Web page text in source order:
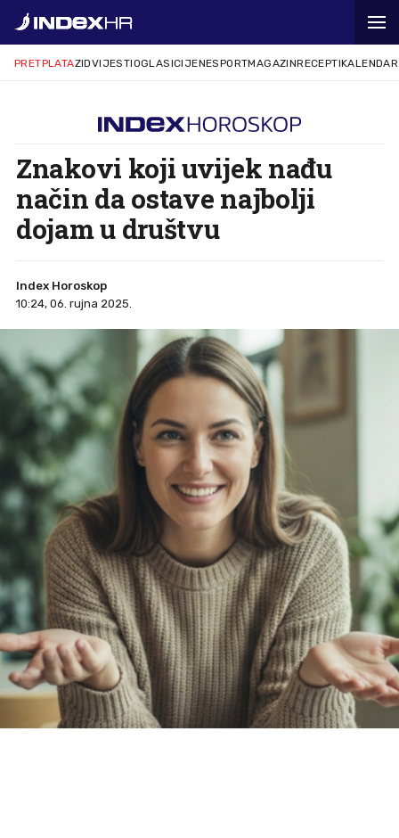
PRETPLATAZIDVIJESTIOGLASICIJENESPORTMAGAZINRECEPTIKALENDAR
Znakovi koji uvijek nađu
način da ostave najbolji
dojam u društvu
Index Horoskop
10:24, 06. rujna 2025.